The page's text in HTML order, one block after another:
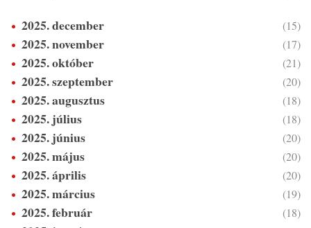
2025. december (15)
2025. november (17)
2025. október (21)
2025. szeptember (20)
2025. augusztus (18)
2025. július (18)
2025. június (20)
2025. május (20)
2025. április (20)
2025. március (19)
2025. február (18)